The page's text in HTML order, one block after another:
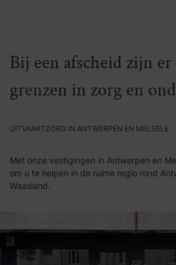
UITVAARTZORG IN ANTWERPEN EN MELSELE
Bij een afscheid zijn er
grenzen in zorg en
Met onze vestigingen in Antwerpen en
om u te helpen in de ruime regio rond
Waasland.